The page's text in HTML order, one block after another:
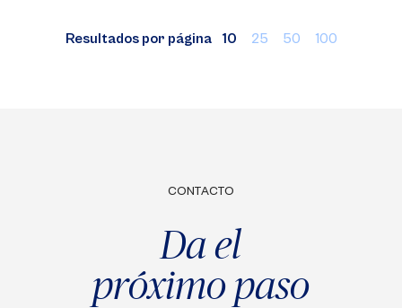
Resultados por página 10 25 50 100
CONTACTO
Da el
próximo paso